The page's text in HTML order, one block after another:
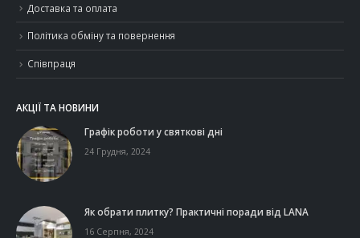
Доставка та оплата
Політика обміну та повернення
Співпраця
АКЦІЇ ТА НОВИНИ
Графік роботи у святкові дні
24 Грудня, 2024
Як обрати плитку? Практичні поради від LANA
16 Серпня, 2024